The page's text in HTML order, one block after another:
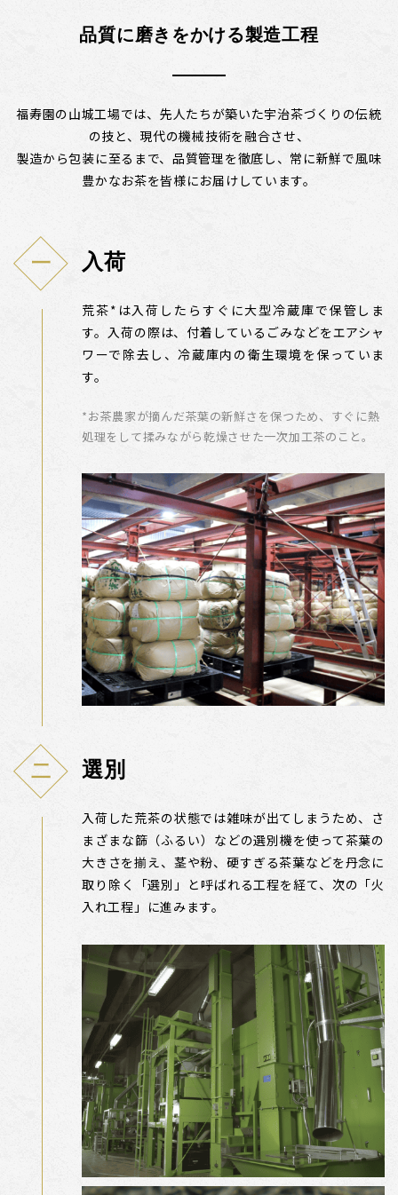
品質に磨きをかける製造工程
福寿園の山城工場では、先人たちが築いた宇治茶づくりの伝統
の技と、現代の機械技術を融合させ、
製造から包装に至るまで、品質管理を徹底し、常に新鮮で風味
豊かなお茶を皆様にお届けしています。
入荷
荒茶*は入荷したらすぐに大型冷蔵庫で保管しま
す。入荷の際は、付着しているごみなどをエアシャ
ワーで除去し、冷蔵庫内の衛生環境を保っていま
す。
*お茶農家が摘んだ茶葉の新鮮さを保つため、すぐに熱
処理をして揉みながら乾燥させた一次加工茶のこと。
選別
入荷した荒茶の状態では雑味が出てしまうため、さ
まざまな篩（ふるい）などの選別機を使って茶葉の
大きさを揃え、茎や粉、硬すぎる茶葉などを丹念に
取り除く「選別」と呼ばれる工程を経て、次の「火
入れ工程」に進みます。